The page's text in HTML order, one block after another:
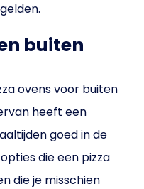
buiten
ovens voor buiten
heeft een
goed in de
die een pizza
die je misschien